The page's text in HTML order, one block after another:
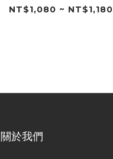
人谷咖啡)
NT$1,080 ~ NT$1,180
關於我們